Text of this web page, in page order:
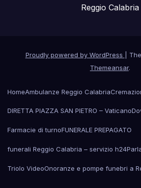
Reggio Calabria
Proudly powered by WordPress
Themeansar.
HomeAmbulanze Reggio Calabria
DIRETTA PIAZZA SAN PIETRO – Vaticano
Farmacie di turnoFUNERALE PREPAGATO
funerali Reggio Calabria – servizio h24
Triolo VideoOnoranze e pompe funebri a